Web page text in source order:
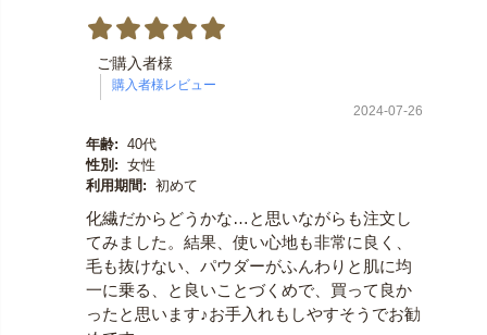
ご購入者様
2024-07-26
年齢: 40代
性別: 女性
利用期間: 初めて
化繊だからどうかな…と思いながらも注文し
てみました。結果、使い心地も非常に良く、
毛も抜けない、パウダーがふんわりと肌に均
一に乗る、と良いことづくめで、買って良か
ったと思います♪お手入れもしやすそうでお勧